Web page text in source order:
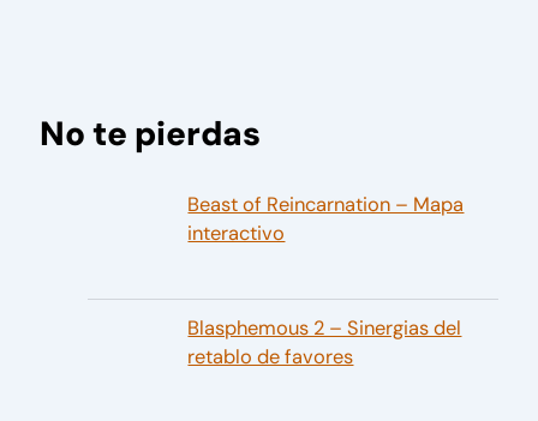
No te pierdas
Beast of Reincarnation – Mapa
interactivo
Blasphemous 2 – Sinergias del
retablo de favores